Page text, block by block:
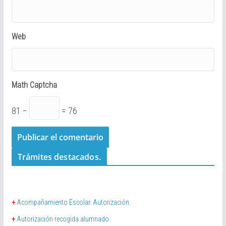
Web
Math Captcha
81 − = 76
Trámites destacados.
+ Acompañamiento Escolar. Autorización.
+ Autorización recogida alumnado.